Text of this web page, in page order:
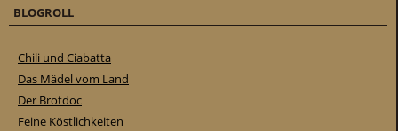
BLOGROLL
Chili und Ciabatta
Das Mädel vom Land
Der Brotdoc
Feine Köstlichkeiten